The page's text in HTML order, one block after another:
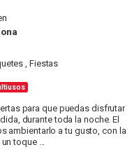
, Fiestas
para que puedas disfrutar
durante toda la noche. El
ambientarlo a tu gusto, con la
toque ...